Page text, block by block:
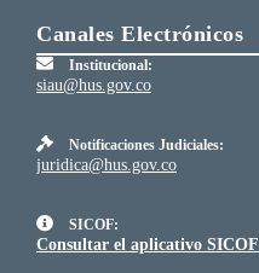
Canales Electrónicos
Institucional:
siau@hus.gov.co
Notificaciones Judiciales:
juridica@hus.gov.co
SICOF:
Consultar el aplicativo SICOF